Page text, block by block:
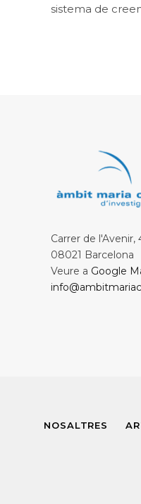
sistema de
Carrer de l'Avenir,
08021 Barcelona
Veure a Google
NOSALTRES